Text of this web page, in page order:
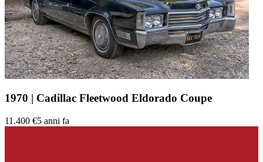
1970 | Cadillac Fleetwood Eldorado Coupe
11.400 €5 anni fa